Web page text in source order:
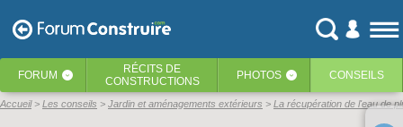
FORUM ‹ RÉCITS DE
CONSTRUCTIONS
PHOTOS ‹ CONSEILS
Accueil Les conseils Jardin et aménagements extérieurs La récupération de l'eau de